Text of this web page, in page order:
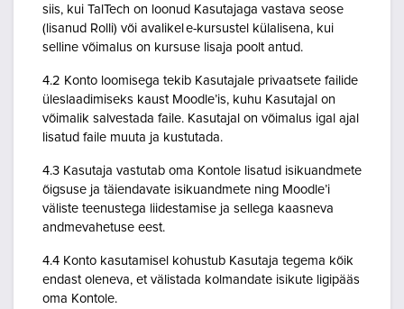
siis, kui TalTech on loonud Kasutajaga vastava seose
(lisanud Rolli) või avalikel e-kursustel külalisena, kui
selline võimalus on kursuse lisaja poolt antud.
4.2 Konto loomisega tekib Kasutajale privaatsete failide
üleslaadimiseks kaust Moodle’is, kuhu Kasutajal on
võimalik salvestada faile. Kasutajal on võimalus igal ajal
lisatud faile muuta ja kustutada.
4.3 Kasutaja vastutab oma Kontole lisatud isikuandmete
õigsuse ja täiendavate isikuandmete ning Moodle’i
väliste teenustega liidestamise ja sellega kaasneva
andmevahetuse eest.
4.4 Konto kasutamisel kohustub Kasutaja tegema kõik
endast oleneva, et välistada kolmandate isikute ligipääs
oma Kontole.